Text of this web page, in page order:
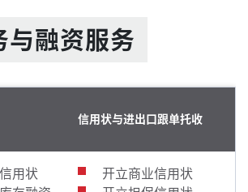
与融资服务
信用状与进出口跟单托收
用状
开立商业信用状